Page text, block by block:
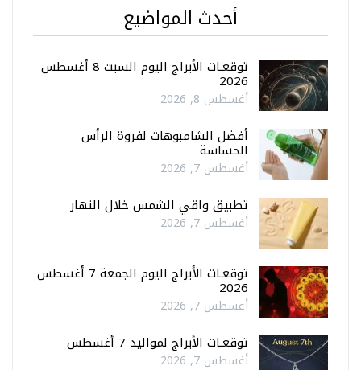
أحدث المواضيع
توقعـات الأبراج اليوم السبت 8 أغسطس
2026
أغسطس 8, 2026
أفضل الشامبوهات لفروة الرأس
الحساسة
أغسطس 7, 2026
تطبيق واقي الشمس خلال النهار
أغسطس 7, 2026
توقعـات الأبراج اليوم الجمعة 7 أغسطس
2026
أغسطس 7, 2026
توقعـات الأبراج لمواليد 7 أغسطس
أغسطس 7, 2026